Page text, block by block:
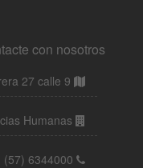
con nosotros
27 calle 9
Humanas
(57) 6344000